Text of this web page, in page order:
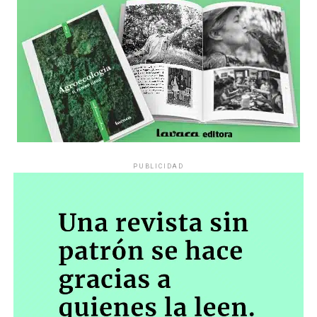
Década perdida: Marta Montero,
mamá de Lucía Pérez
“Estamos como el día 1”. La frase de la madre de la joven
asesinada en 2016 remite a aquel año: cuando
denunciaron que dos narcofemicidas habían abusado y
pregunta», comparte Gonzalo, de 41 años.
PUBLICIDAD